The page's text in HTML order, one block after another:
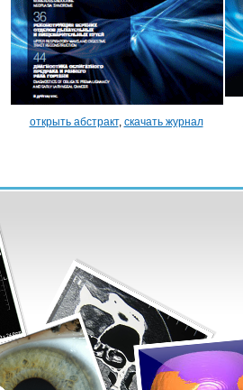
открыть абстракт, скачать журнал